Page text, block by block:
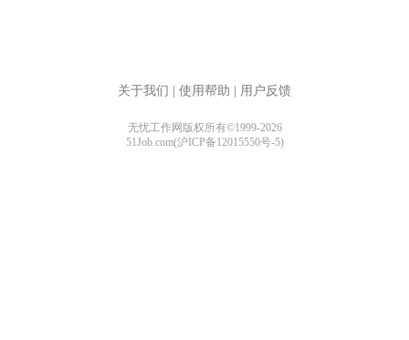
关于我们 使用帮助 用户反馈
无忧工作网版权所有©1999-2026
51Job.com(沪ICP备12015550号-5)